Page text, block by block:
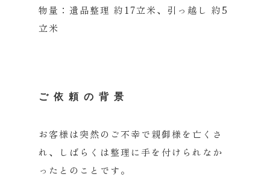
物量：遺品整理 約17立米、引っ越し 約5
立米
ご依頼の背景
お客様は突然のご不幸で親御様を亡くさ
れ、
しばらくは整理に手を付けられなか
ったとのことです。